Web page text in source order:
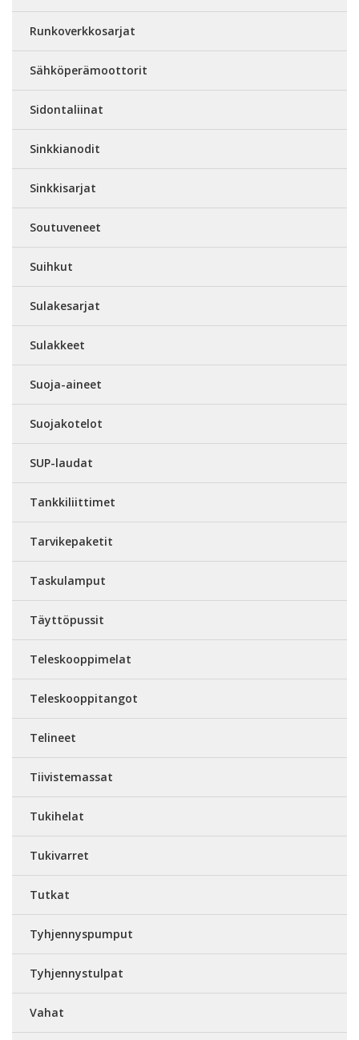
Runkoverkkosarjat
Sähköperämoottorit
Sidontaliinat
Sinkkianodit
Sinkkisarjat
Soutuveneet
Suihkut
Sulakesarjat
Sulakkeet
Suoja-aineet
Suojakotelot
SUP-laudat
Tankkiliittimet
Tarvikepaketit
Taskulamput
Täyttöpussit
Teleskooppimelat
Teleskooppitangot
Telineet
Tiivistemassat
Tukihelat
Tukivarret
Tutkat
Tyhjennyspumput
Tyhjennystulpat
Vahat